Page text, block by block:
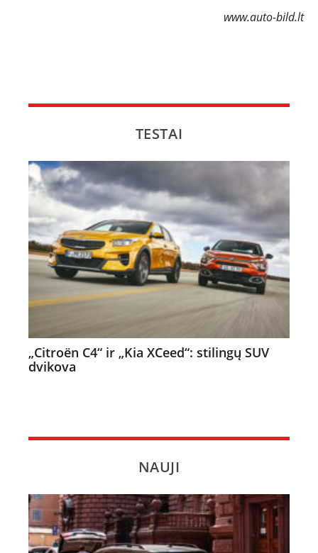
www.auto-bild.lt
TESTAI
„Citroën C4“ ir „Kia XCeed“: stilingų SUV
dvikova
NAUJI